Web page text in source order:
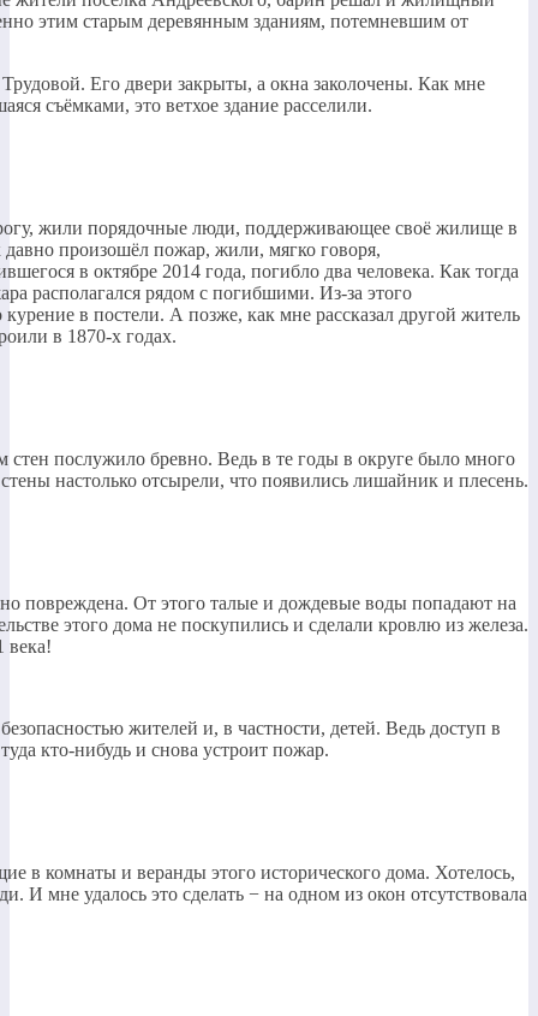
этим старым деревянным зданиям, потемневшим от
Его двери закрыты, а окна заколочены. Как мне
съёмками, это ветхое здание расселили.
жили порядочные люди, поддерживающее своё жилище в
произошёл пожар, жили, мягко говоря,
в октябре 2014 года, погибло два человека. Как тогда
располагался рядом с погибшими. Из-за этого
в постели. А позже, как мне рассказал другой житель
в 1870-х годах.
послужило бревно. Ведь в те годы в округе было много
настолько отсырели, что появились лишайник и плесень.
повреждена. От этого талые и дождевые воды попадают на
этого дома не поскупились и сделали кровлю из железа.
века!
жителей и, в частности, детей. Ведь доступ в
кто-нибудь и снова устроит пожар.
в комнаты и веранды этого исторического дома. Хотелось,
И мне удалось это сделать − на одном из окон отсутствовала